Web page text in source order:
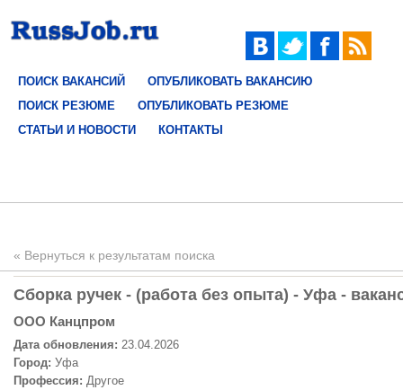
ПОИСК ВАКАНСИЙ
ОПУБЛИКОВАТЬ ВАКАНСИЮ
ПОИСК РЕЗЮМЕ
ОПУБЛИКОВАТЬ РЕЗЮМЕ
СТАТЬИ И НОВОСТИ
КОНТАКТЫ
« Вернуться к результатам поиска
Сборка ручек - (работа без опыта) - Уфа -
ООО Канцпром
Дата обновления: 23.04.2026
Город: Уфа
Профессия: Другое